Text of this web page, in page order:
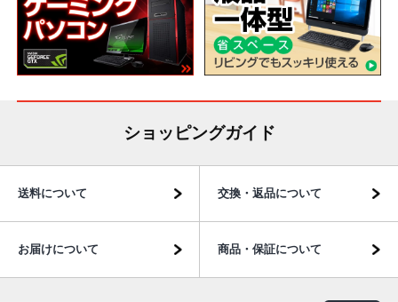
ショッピングガイド
送料について 交換・返品について
お届けについて 商品・保証について